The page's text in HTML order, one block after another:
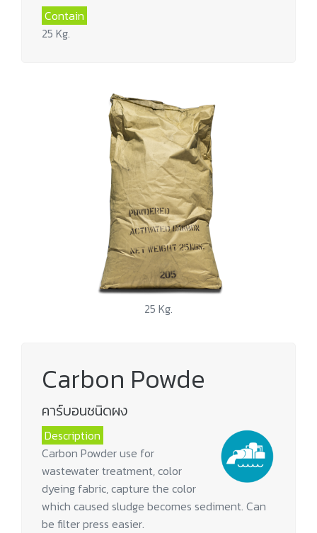
Contain
25 Kg.
25 Kg.
Carbon Powde
คาร์บอนชนิดผง
Description
Carbon Powder use for
wastewater treatment, color
dyeing fabric, capture the color
which caused sludge becomes sediment. Can
be filter press easier.